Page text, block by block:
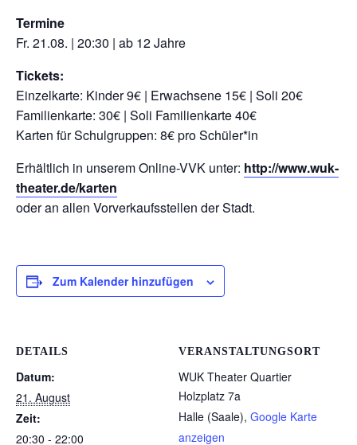
Termine
Fr. 21.08. | 20:30 | ab 12 Jahre
Tickets:
Einzelkarte: Kinder 9€ | Erwachsene 15€ | Soli 20€
Familienkarte: 30€ | Soli Familienkarte 40€
Karten für Schulgruppen: 8€ pro Schüler*in
Erhältlich in unserem Online-VVK unter: http://www.wuk-
theater.de/karten
oder an allen Vorverkaufsstellen der Stadt.
Zum Kalender hinzufügen
DETAILS
Datum:
21. August
Zeit:
20:30 - 22:00
VERANSTALTUNGSORT
WUK Theater Quartier
Holzplatz 7a
Halle (Saale), Google Karte
anzeigen